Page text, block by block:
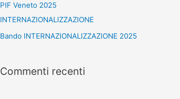
PIF Veneto 2025
INTERNAZIONALIZZAZIONE
Bando INTERNAZIONALIZZAZIONE 2025
Commenti recenti